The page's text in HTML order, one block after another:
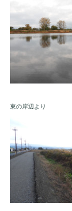
東の岸辺より